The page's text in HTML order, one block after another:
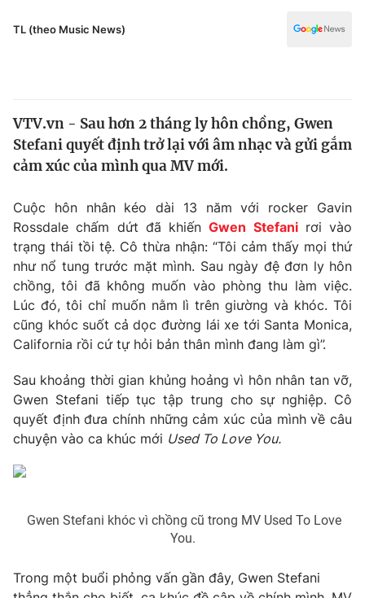
Thế giới
Thế giới đó đây
Câu chuyện quốc tế
Kinh tế
Tài chính
Thị trường
Góc doanh nghiệp
Dữ liệu và đời sống
Truyền hình
Phim VTV
Nhân vật
Khán giả
Giải sao mai
Giải trí
Điện ảnh
Âm nhạc
Sao
Đời sống
Du lịch
Làm đẹp
Giáo dục
Tuyển sinh
Hitech Công nghệ tương lai
Thị trường
Lịch phát sóng
Y tế
TL (theo Music News)
VTV.vn - Sau hơn 2 tháng ly hôn chồng, Gwen
Stefani quyết định trở lại với âm nhạc và gửi gắm
cảm xúc của mình qua MV mới.
Cuộc hôn nhân kéo dài 13 năm với rocker Gavin
Rossdale chấm dứt đã khiếnGwen Stefanirơi vào
trạng thái tồi tệ. Cô thừa nhận: “Tôi cảm thấy mọi thứ
như nổ tung trước mặt mình. Sau ngày đệ đơn ly hôn
chồng, tôi đã không muốn vào phòng thu làm việc.
Lúc đó, tôi chỉ muốn nằm lì trên giường và khóc. Tôi
cũng khóc suốt cả dọc đường lái xe tới Santa Monica,
California rồi cứ tự hỏi bản thân mình đang làm gì”.
Sau khoảng thời gian khủng hoảng vì hôn nhân tan vỡ,
Gwen Stefani tiếp tục tập trung cho sự nghiệp. Cô
quyết định đưa chính những cảm xúc của mình về câu
chuyện vào ca khúc mới Used To Love You.
Gwen Stefani khóc vì chồng cũ trong MV Used To Love
You.
Trong một buổi phỏng vấn gần đây, Gwen Stefani